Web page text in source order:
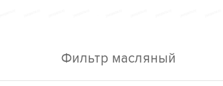
Фильтр масляный